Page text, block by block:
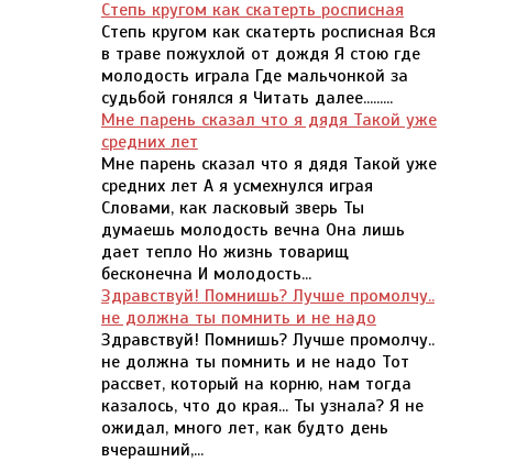
Степь кругом как скатерть росписная
Степь кругом как скатерть росписная Вся
в траве пожухлой от дождя Я стою где
молодость играла Где мальчонкой за
судьбой гонялся я Читать далее.........
Мне парень сказал что я дядя Такой уже
средних лет
Мне парень сказал что я дядя Такой уже
средних лет А я усмехнулся играя
Словами, как ласковый зверь Ты
думаешь молодость вечна Она лишь
дает тепло Но жизнь товарищ
бесконечна И молодость...
Здравствуй! Помнишь? Лучше промолчу..
не должна ты помнить и не надо
Здравствуй! Помнишь? Лучше промолчу..
не должна ты помнить и не надо Тот
рассвет, который на корню, нам тогда
казалось, что до края... Ты узнала? Я не
ожидал, много лет, как будто день
вчерашний,...